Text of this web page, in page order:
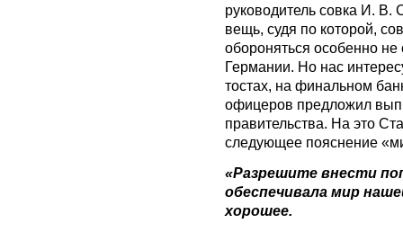
руководитель совка И. В.
вещь, судя по которой,
обороняться особенно
Германии. Но нас
тостах, на финальном
офицеров предложил
правительства. На это
следующее пояснение
«Разрешите внести
обеспечивала мир
хорошее.